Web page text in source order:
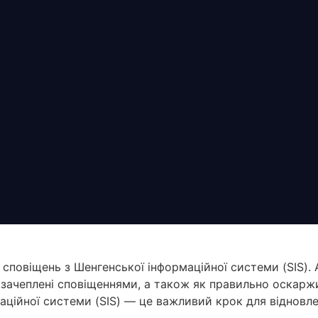
з Шенгенської інформаційної системи
зачеплені сповіщеннями, а також як правильно
системи (SIS) — це важливий крок для